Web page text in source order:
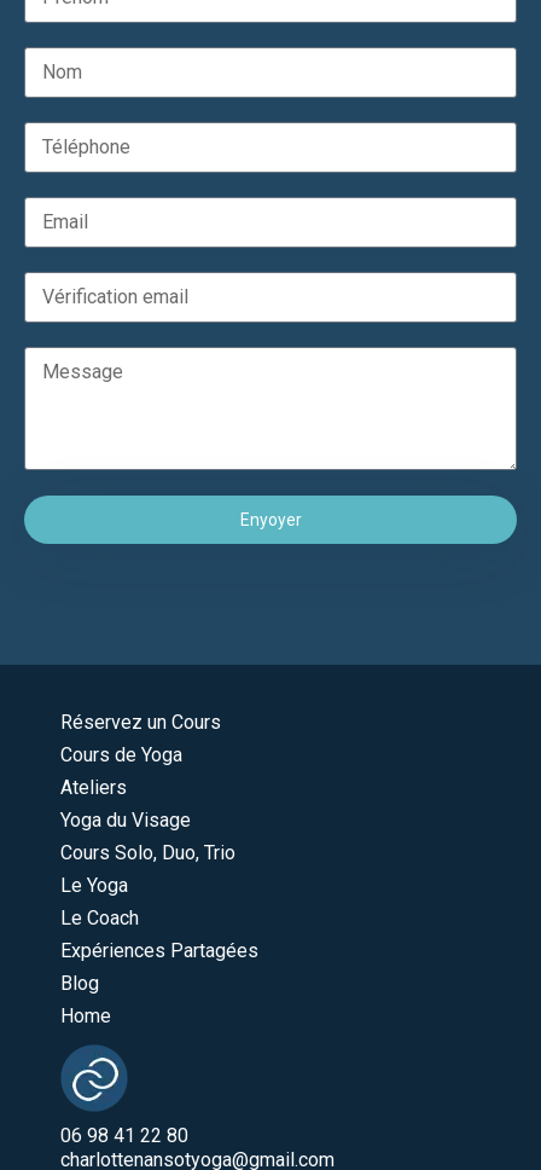
Enyoyer
Réservez un Cours
Cours de Yoga
Ateliers
Yoga du Visage
Cours Solo, Duo, Trio
Le Yoga
Le Coach
Expériences Partagées
Blog
Home
06 98 41 22 80
charlottenansotyoga@gmail.com